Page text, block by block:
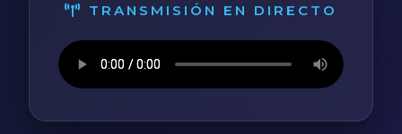
TRANSMISIÓN EN DIRECTO